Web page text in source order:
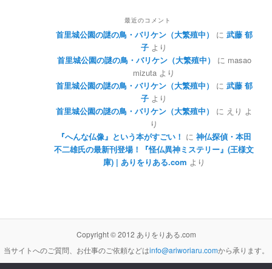
最近のコメント
首里城公園の謎の鳥・バリケン（大繁殖中） に 武藤 郁
子 より
首里城公園の謎の鳥・バリケン（大繁殖中）
に masao
mizuta より
首里城公園の謎の鳥・バリケン（大繁殖中）
に 武藤 郁
子 より
首里城公園の謎の鳥・バリケン（大繁殖中）
に えり よ
り
『へんな仏像』という本がすごい！ に 神仏探偵・本田
不二雄氏の最新刊登場！『怪仏異神ミステリー』(王様文
庫) | ありをりある.com より
Copyright © 2012 ありをりある.com
当サイトへのご質問、お仕事のご依頼などはinfo@ariworiaru.comから承ります。